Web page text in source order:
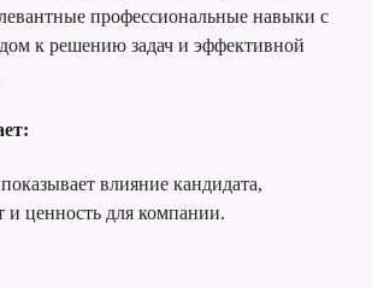
профессиональные навыки с
к решению задач и эффективной
влияние кандидата,
и ценность для компании.